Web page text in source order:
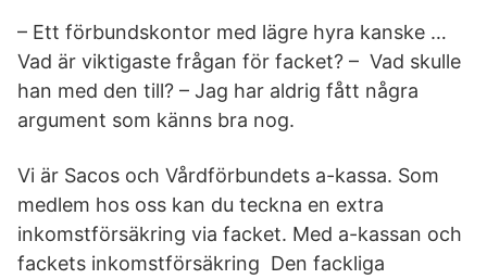
– Ett förbundskontor med lägre hyra kanske …
Vad är viktigaste frågan för facket? – Vad skulle
han med den till? – Jag har aldrig fått några
argument som känns bra nog.
Vi är Sacos och Vårdförbundets a-kassa. Som
medlem hos oss kan du teckna en extra
inkomstförsäkring via facket. Med a-kassan och
fackets inkomstförsäkring Den fackliga